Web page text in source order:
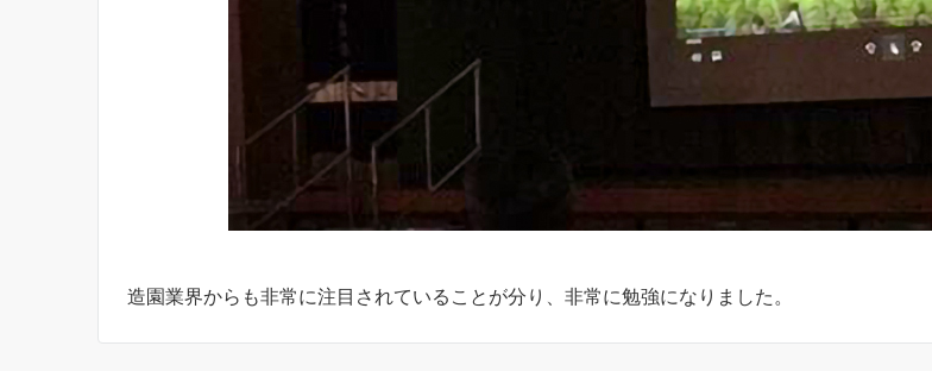
造園業界からも非常に注目されていることが分り、非常に勉強になりました。